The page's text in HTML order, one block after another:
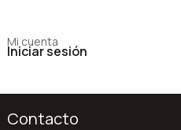
Mi cuenta
Iniciar sesión
Contacto